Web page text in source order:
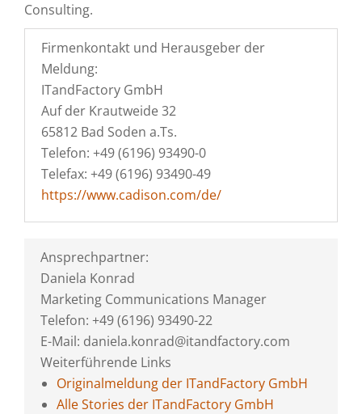
Consulting.
Firmenkontakt und Herausgeber der
Meldung:
ITandFactory GmbH
Auf der Krautweide 32
65812 Bad Soden a.Ts.
Telefon: +49 (6196) 93490-0
Telefax: +49 (6196) 93490-49
https://www.cadison.com/de/
Ansprechpartner:
Daniela Konrad
Marketing Communications Manager
Telefon: +49 (6196) 93490-22
E-Mail: daniela.konrad@itandfactory.com
Weiterführende Links
Originalmeldung der ITandFactory GmbH
Alle Stories der ITandFactory GmbH